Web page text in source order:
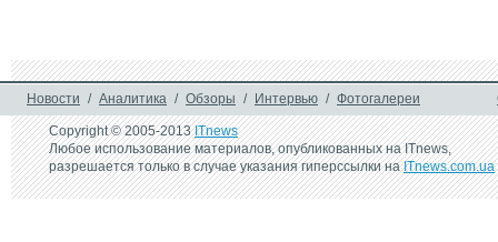
Новости / Аналитика / Обзоры / Интервью / Фотогалереи
Copyright © 2005-2013ITnews
Любое использование материалов, опубликованных на ITnews,
разрешается только в случае указания гиперссылки наITnews.com.ua